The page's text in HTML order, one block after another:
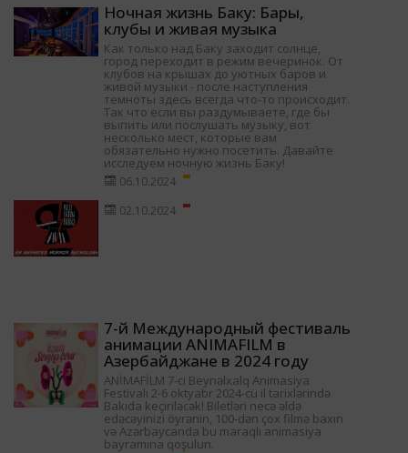
Ночная жизнь Баку: Бары,
клубы и живая музыка
Как только над Баку заходит солнце,
город переходит в режим вечеринок. От
клубов на крышах до уютных баров и
живой музыки - после наступления
темноты здесь всегда что-то происходит.
Так что если вы раздумываете, где бы
выпить или послушать музыку, вот
несколько мест, которые вам
обязательно нужно посетить. Давайте
исследуем ночную жизнь Баку!
06.10.2024
02.10.2024
7-й Международный фестиваль
анимации ANIMAFILM в
Азербайджане в 2024 году
ANİMAFİLM 7-ci Beynəlxalq Animasiya
Festivalı 2-6 oktyabr 2024-cü il tarixlərində
Bakıda keçiriləcək! Biletləri necə əldə
edəcəyinizi öyrənin, 100-dən çox filmə baxın
və Azərbaycanda bu maraqlı animasiya
bayramına qoşulun.